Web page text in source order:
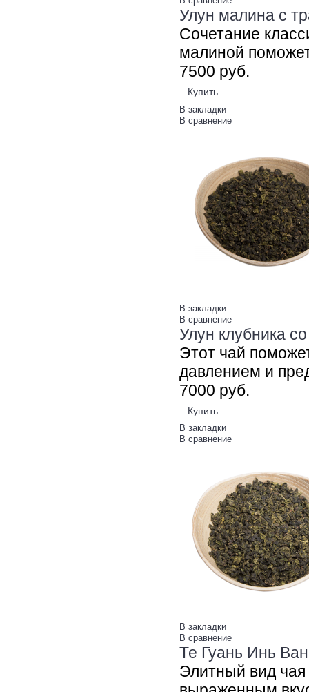
Улун малина с
Сочетание
малиной
7500 руб.
Купить
В закладки
В сравнение
В закладки
В сравнение
Улун клубника
Этот чай
давлением и
7000 руб.
Купить
В закладки
В сравнение
В закладки
В сравнение
Те Гуань Инь
Элитный вид